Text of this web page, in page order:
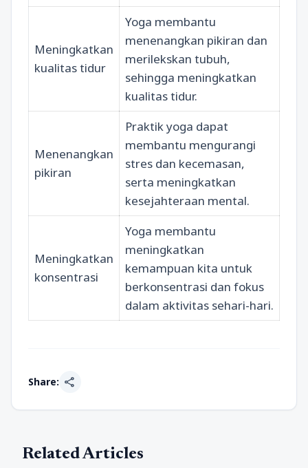
Meningkatkan
kualitas tidur
Yoga membantu
menenangkan pikiran dan
merilekskan tubuh,
sehingga meningkatkan
kualitas tidur.
Menenangkan
pikiran
Praktik yoga dapat
membantu mengurangi
stres dan kecemasan,
serta meningkatkan
kesejahteraan mental.
Meningkatkan
konsentrasi
Yoga membantu
meningkatkan
kemampuan kita untuk
berkonsentrasi dan fokus
dalam aktivitas sehari-hari.
Share: share
Related Articles